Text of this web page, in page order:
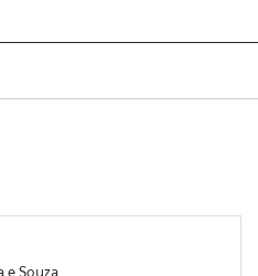
e Souza